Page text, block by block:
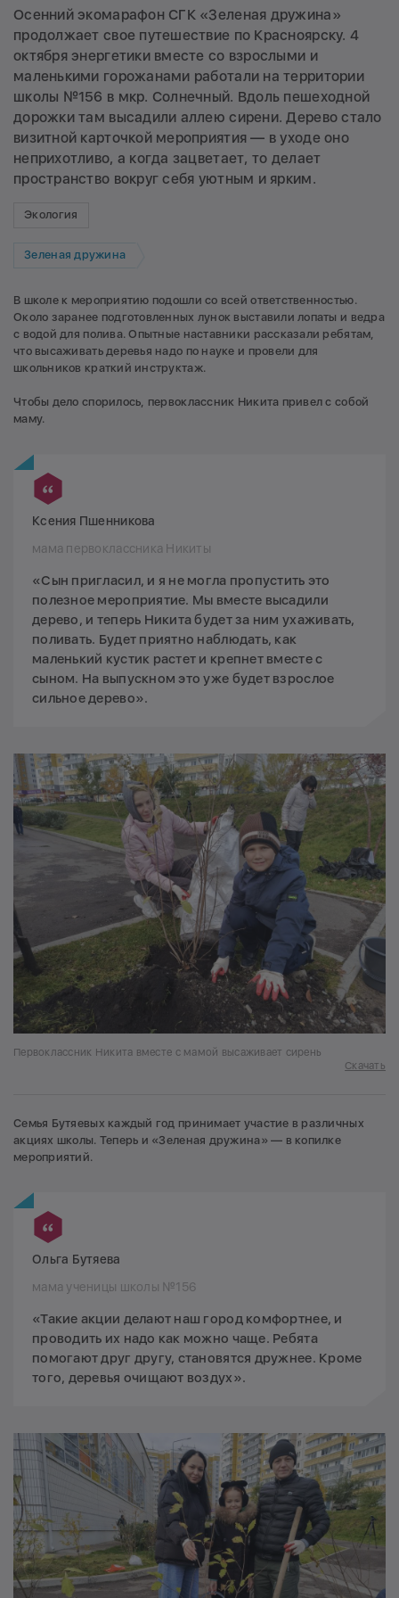
Осенний экомарафон СГК «Зеленая дружина»
продолжает свое путешествие по Красноярску. 4
октября энергетики вместе со взрослыми и
маленькими горожанами работали на территории
школы №156 в мкр. Солнечный. Вдоль пешеходной
дорожки там высадили аллею сирени. Дерево стало
визитной карточкой мероприятия — в уходе оно
неприхотливо, а когда зацветает, то делает
пространство вокруг себя уютным и ярким.
Экология
Зеленая дружина
В школе к мероприятию подошли со всей ответственностью.
Около заранее подготовленных лунок выставили лопаты и ведра
с водой для полива. Опытные наставники рассказали ребятам,
что высаживать деревья надо по науке и провели для
школьников краткий инструктаж.
Чтобы дело спорилось, первоклассник Никита привел с собой
маму.
Ксения Пшенникова
мама первоклассника Никиты
«Сын пригласил, и я не могла пропустить это
полезное мероприятие. Мы вместе высадили
дерево, и теперь Никита будет за ним ухаживать,
поливать. Будет приятно наблюдать, как
маленький кустик растет и крепнет вместе с
сыном. На выпускном это уже будет взрослое
сильное дерево».
Первоклассник Никита вместе с мамой высаживает сирень
Скачать
Семья Бутяевых каждый год принимает участие в различных
акциях школы. Теперь и «Зеленая дружина» — в копилке
мероприятий.
Ольга Бутяева
мама ученицы школы №156
«Такие акции делают наш город комфортнее, и
проводить их надо как можно чаще. Ребята
помогают друг другу, становятся дружнее. Кроме
того, деревья очищают воздух».